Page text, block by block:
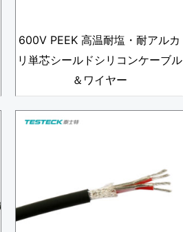
600V PEEK 高温耐塩・耐アルカ
リ単芯シールドシリコンケーブル
＆ワイヤー